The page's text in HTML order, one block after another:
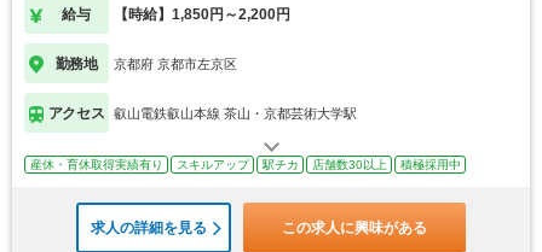
給与 【時給】1,850円～2,200円
勤務地 京都府 京都市左京区
アクセス 叡山電鉄叡山本線 茶山・京都芸術大学駅
産休・育休取得実績有り スキルアップ 駅チカ 店舗数30以上 積極採用中
求人の詳細を見る この求人に興味がある